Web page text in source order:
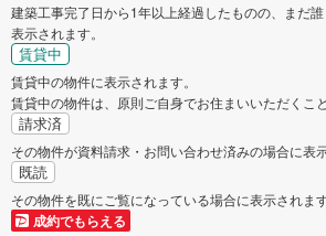
建築工事完了日から1年以上経過したものの、まだ
表示されます。
賃貸中
賃貸中の物件に表示されます。
賃貸中の物件は、原則ご自身でお住まいいただくこ
請求済
その物件が資料請求・お問い合わせ済みの場合に表示
既読
その物件を既にご覧になっている場合に表示されます
成約でもらえる